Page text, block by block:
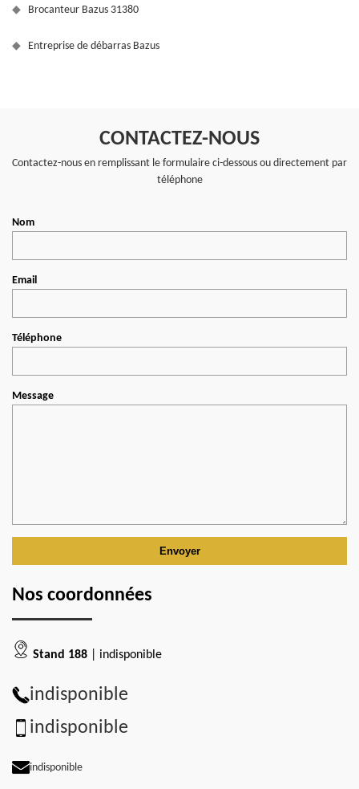
Brocanteur Bazus 31380
Entreprise de débarras Bazus
CONTACTEZ-NOUS
Contactez-nous en remplissant le formulaire ci-dessous ou directement par
téléphone
Nom
Email
Téléphone
Message
Nos coordonnées
Stand 188 | indisponible
indisponible
indisponible
indisponible